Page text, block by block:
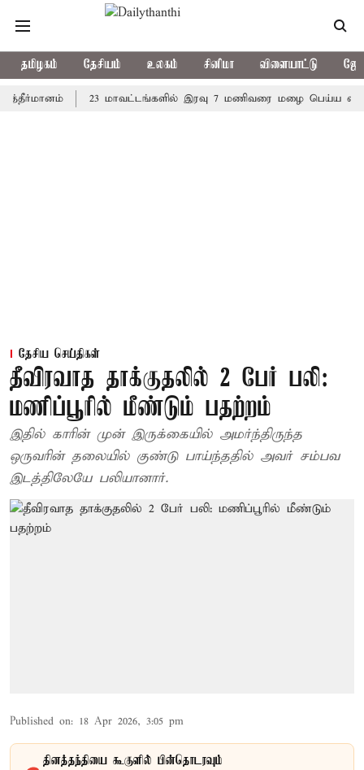
தமிழகம் தேசியம் உலகம் சினிமா விளையாட்டு
23 மாவட்டங்களில் இரவு 7 மணிவரை மழை பெய்ய வாய்ப்பு
தேசிய செய்திகள்
தீவிரவாத தாக்குதலில் 2 பேர் பலி:
மணிப்பூரில் மீண்டும் பதற்றம்
இதில் காரின் முன் இருக்கையில் அமர்ந்திருந்த
ஒருவரின் தலையில் குண்டு பாய்ந்ததில் அவர் சம்பவ
இடத்திலேயே பலியானார்.
Published on: 18 Apr 2026, 3:05 pm
தினத்தந்தியை கூகுளில் பின்தொடரவும்